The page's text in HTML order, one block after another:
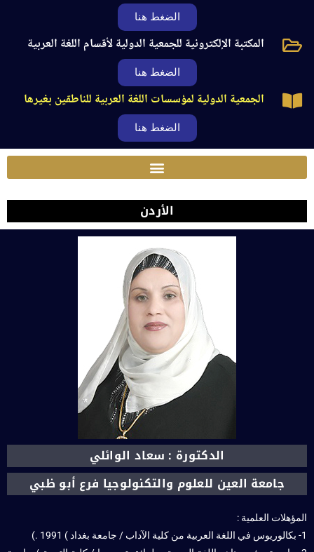
الضغط هنا
المكتبة الإلكترونية للجمعية الدولية لأقسام اللغة العربية
الضغط هنا
الجمعية الدولية لمؤسسات اللغة العربية للناطقين بغيرها
الضغط هنا
الأردن
الدكتورة : سعاد الوائلي
جامعة العين للعلوم والتكنولوجيا فرع أبو ظبي
المؤهلات العلمية :
1- بكالوريوس في اللغة العربية من كلية الآداب / جامعة بغداد ) 1991 .)